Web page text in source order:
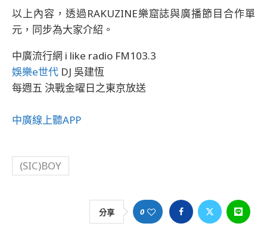
以上內容，透過RAKUZINE樂窟誌與廣播節目合作單
元，同步為大家介紹。
中廣流行網 i like radio FM103.3
娛樂e世代 DJ 吳建恆
每週五 決戰金曜日之東京放送
中廣線上聽APP
(SIC)BOY
分享 0